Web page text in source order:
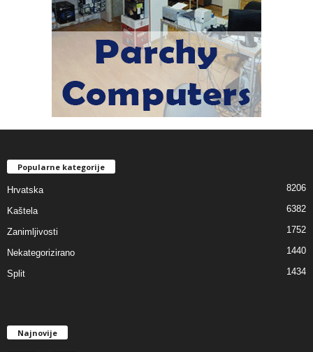
Popularne kategorije
Hrvatska 8206
Kaštela 6382
Zanimljivosti 1752
Nekategorizirano 1440
Split 1434
Najnovije